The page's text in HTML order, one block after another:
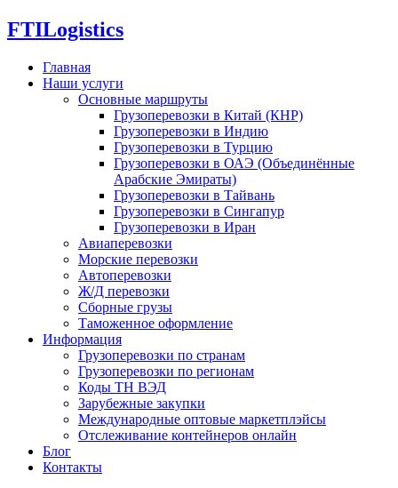
FTILogistics
Главная
Наши услуги
Основные маршруты
Грузоперевозки в Китай (КНР)
Грузоперевозки в Индию
Грузоперевозки в Турцию
Грузоперевозки в ОАЭ (Объединённые
Арабские Эмираты)
Грузоперевозки в Тайвань
Грузоперевозки в Сингапур
Грузоперевозки в Иран
Авиаперевозки
Морские перевозки
Автоперевозки
Ж/Д перевозки
Сборные грузы
Таможенное оформление
Информация
Грузоперевозки по странам
Грузоперевозки по регионам
Коды ТН ВЭД
Зарубежные закупки
Международные оптовые маркетплэйсы
Отслеживание контейнеров онлайн
Блог
Контакты